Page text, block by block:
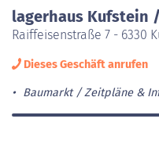
lagerhaus
Raiffeisenstraße 7 - 6330
Dieses Geschäft anrufen
Baumarkt Zeitpläne &